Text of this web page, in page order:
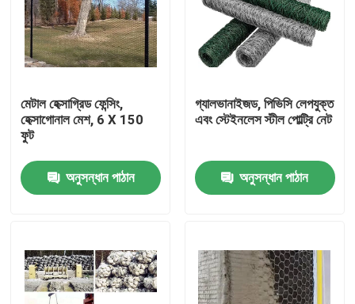
পণ্য
মেটাল হেক্সাগ্রিড ফেন্সিং,
হেক্সাগোনাল মেশ, 6 X 150
ফুট
অনুসন্ধান পাঠান
গ্যালভানাইজড, পিভিসি লেপযুক্ত
এবং স্টেইনলেস স্টীল পোল্ট্রি নেট
অনুসন্ধান পাঠান